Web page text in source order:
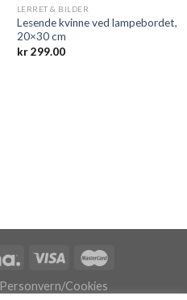
LERRET & BILDER
Lesende kvinne ved lampebordet,
20×30 cm
kr299.00
Personvern/Cookies